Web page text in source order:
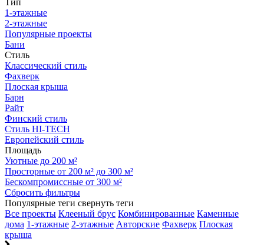
Тип
1-этажные
2-этажные
Популярные проекты
Бани
Стиль
Классический стиль
Фахверк
Плоская крыша
Барн
Райт
Финский стиль
Стиль HI-TECH
Европейский стиль
Площадь
Уютные до 200 м²
Просторные от 200 м² до 300 м²
Бескомпромиссные от 300 м²
Сбросить фильтры
Популярные теги свернуть теги
Все проекты Клееный брус Комбинированные Каменные
дома 1-этажные 2-этажные Авторские Фахверк Плоская
крыша